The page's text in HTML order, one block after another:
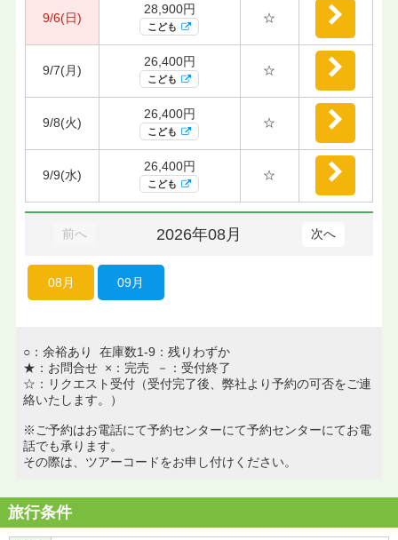
9/6(日)
28,900円
こども
☆
9/7(月)
26,400円
こども
☆
9/8(火)
26,400円
こども
☆
9/9(水)
26,400円
こども
☆
前へ 2026年08月 次へ
08月 09月
○：余裕あり 在庫数1-9：残りわずか
★：お問合せ ×：完売 －：受付終了
☆：リクエスト受付（受付完了後、弊社より予約の可否をご連
絡いたします。）
※ご予約はお電話にて予約センターにて予約センターにてお電
話でも承ります。
その際は、ツアーコードをお申し付けください。
旅行条件